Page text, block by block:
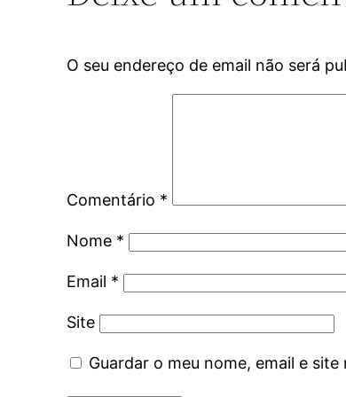
O seu endereço de email não será
Comentário *
Nome *
Email *
Site
Guardar o meu nome, email e